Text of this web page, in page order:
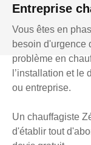
Entreprise
Vous êtes en
besoin d'urgence
problème en
l’installation et
ou entreprise.
Un chauffagiste
d'établir tout